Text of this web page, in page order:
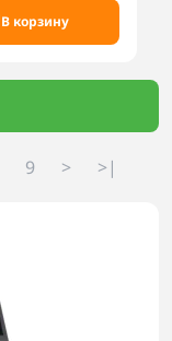
В корзину
9 > >|